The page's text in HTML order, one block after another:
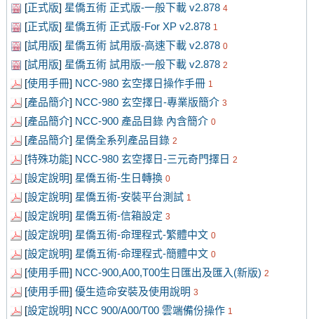
[正式版] 星僑五術 正式版-一般下載 v2.878 4
[正式版] 星僑五術 正式版-For XP v2.878 1
[試用版] 星僑五術 試用版-高速下載 v2.878 0
[試用版] 星僑五術 試用版-一般下載 v2.878 2
[使用手冊] NCC-980 玄空擇日操作手冊 1
[產品簡介] NCC-980 玄空擇日-專業版簡介 3
[產品簡介] NCC-900 產品目錄 內含簡介 0
[產品簡介] 星僑全系列產品目錄 2
[特殊功能] NCC-980 玄空擇日-三元奇門擇日 2
[設定說明] 星僑五術-生日轉換 0
[設定說明] 星僑五術-安裝平台測試 1
[設定說明] 星僑五術-信箱設定 3
[設定說明] 星僑五術-命理程式-繁體中文 0
[設定說明] 星僑五術-命理程式-簡體中文 0
[使用手冊] NCC-900,A00,T00生日匯出及匯入(新版) 2
[使用手冊] 優生造命安裝及使用說明 3
[設定說明] NCC 900/A00/T00 雲端備份操作 1